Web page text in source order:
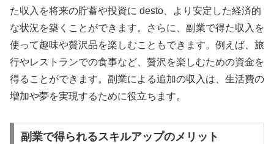
た収入を将来の貯蓄や投資に desto、より安定した経済的
な状況を築くことができます。さらに、副業で得た収入を
使って趣味や贅沢品を楽しむこともできます。例えば、旅
行やレストランでの食事など、贅沢を楽しむための資金を
得ることができます。副業による追加の収入は、生活費の
増加や夢を実現するために役立ちます。
副業で得られるスキルアップのメリット